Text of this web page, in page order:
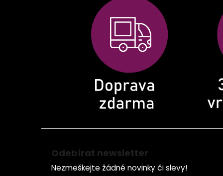
Odebírat newsletter
Nezmeškejte žádné novinky či slevy!